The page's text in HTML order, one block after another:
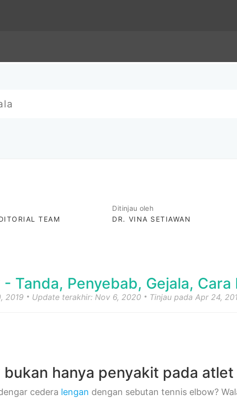
TEAM
Ditinjau oleh
DR. VINA SETIAWAN
- Tanda, Penyebab, Gejala,
2019 Update terakhir: Nov 6, 2020 Tinjau pada Apr 24,
bukan hanya penyakit pada
cedera lengan dengan sebutan tennis elbow?